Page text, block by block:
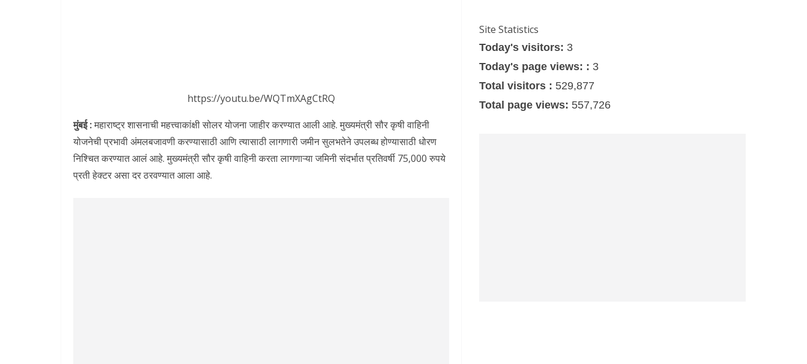
https://youtu.be/WQTmXAgCtRQ
मुंबई :महाराष्ट्र शासनाची महत्त्वाकांक्षी सोलर योजना जाहीर करण्यात आली आहे. मुख्यमंत्री सौर कृषी वाहिनी
योजनेची प्रभावी अंमलबजावणी करण्यासाठी आणि त्यासाठी लागणारी जमीन सुलभतेने उपलब्ध होण्यासाठी धोरण
निश्चित करण्यात आलं आहे. मुख्यमंत्री सौर कृषी वाहिनी करता लागणाऱ्या जमिनी संदर्भात प्रतिवर्षी 75,000 रुपये
प्रती हेक्टर असा दर ठरवण्यात आला आहे.
Site Statistics
Today's visitors: 3
Today's page views: : 3
Total visitors : 529,877
Total page views: 557,726